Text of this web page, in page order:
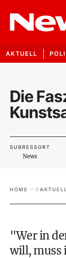
AKTUELL
Die
SUBRESSORT
News
HOME AKTUELL
"Wer in
will, muss